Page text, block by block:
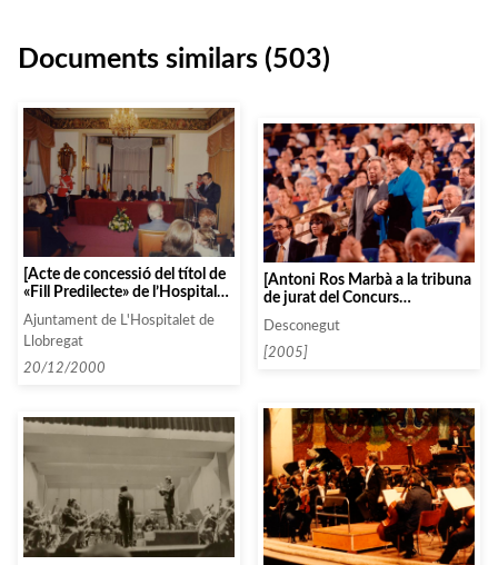
Documents similars (503)
[Acte de concessió del títol de
«Fill Predilecte» de l’Hospitalet
Marbà al Palauet de Can
Buxeres]
Ajuntament de L'Hospitalet de
Llobregat
20/12/2000
[Antoni Ros Marbà a la tribuna
de jurat del Concurs
Internacional de Piano de
Santander]
Desconegut
[2005]